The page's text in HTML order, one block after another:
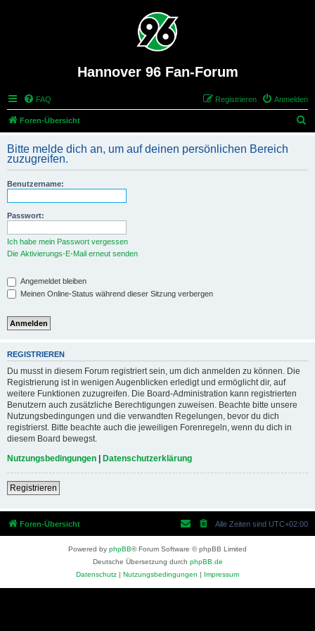
Hannover 96 Fan-Forum
FAQ Anmelden
Registrieren
Foren-Übersicht
h
Bitte melde dich an, um auf deinen persönlichen Bereich
zuzugreifen.
Benutzername:
Passwort:
Ich habe mein Passwort vergessen
Die Aktivierungs-E-Mail erneut senden
Angemeldet bleiben
Meinen Online-Status während dieser Sitzung verbergen
REGISTRIEREN
Du musst in diesem Forum registriert sein, um dich anmelden zu können. Die
Registrierung ist in wenigen Augenblicken erledigt und ermöglicht dir, auf
weitere Funktionen zuzugreifen. Die Board-Administration kann registrierten
Benutzern auch zusätzliche Berechtigungen zuweisen. Beachte bitte unsere
Nutzungsbedingungen und die verwandten Regelungen, bevor du dich
registrierst. Bitte beachte auch die jeweiligen Forenregeln, wenn du dich in
diesem Board bewegst.
Nutzungsbedingungen | Datenschutzerklärung
Registrieren
Foren-Übersicht Alle Zeiten sind UTC+02:00
Powered by phpBB® Forum Software © phpBB Limited
Deutsche Übersetzung durch phpBB.de
Datenschutz | Nutzungsbedingungen | Impressum